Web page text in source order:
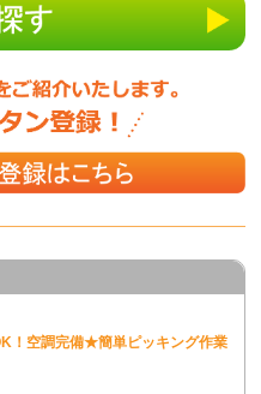
！空調完備★簡単ピッキング作業